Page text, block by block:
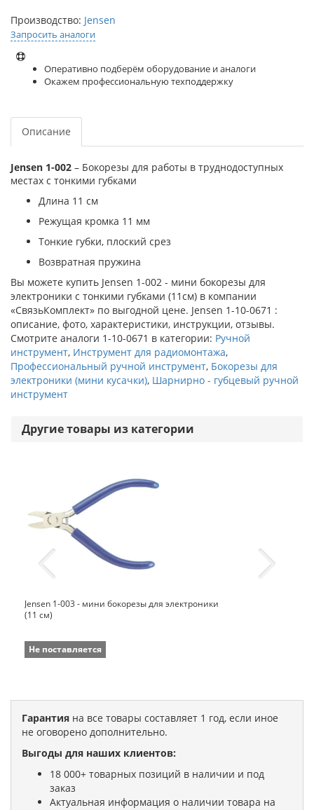
Производство: Jensen
Запросить аналоги
Оперативно подберём оборудование и аналоги
Окажем профессиональную техподдержку
Описание
Jensen 1-002 – Бокорезы для работы в труднодоступных
местах с тонкими губками
Длина 11 см
Режущая кромка 11 мм
Тонкие губки, плоский срез
Возвратная пружина
Вы можете купить Jensen 1-002 - мини бокорезы для
электроники с тонкими губками (11см) в компании
«СвязьКомплект» по выгодной цене. Jensen 1-10-0671 :
описание, фото, характеристики, инструкции, отзывы.
Смотрите аналоги 1-10-0671 в категории: Ручной
инструмент, Инструмент для радиомонтажа,
Профессиональный ручной инструмент, Бокорезы для
электроники (мини кусачки), Шарнирно - губцевый ручной
инструмент
Другие товары из категории
Jensen 1-003 - мини бокорезы для электроники
(11 см)
Не поставляется
Гарантия на все товары составляет 1 год, если иное
не оговорено дополнительно.
Выгоды для наших клиентов:
18 000+ товарных позиций в наличии и под
заказ
Актуальная информация о наличии товара на